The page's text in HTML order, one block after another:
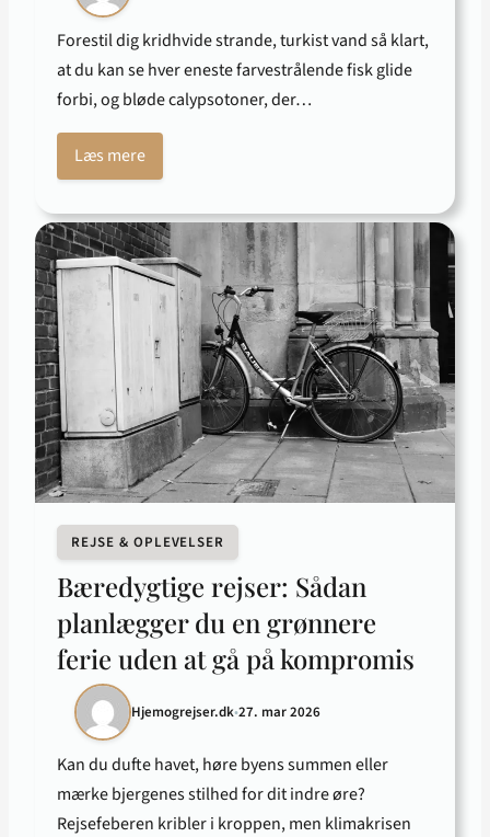
Forestil dig kridhvide strande, turkist vand så klart,
at du kan se hver eneste farvestrålende fisk glide
forbi, og bløde calypsotoner, der…
Læs mere
REJSE & OPLEVELSER
Bæredygtige rejser: Sådan
planlægger du en grønnere
ferie uden at gå på kompromis
Hjemogrejser.dk•27. mar 2026
Kan du dufte havet, høre byens summen eller
mærke bjergenes stilhed for dit indre øre?
Rejsefeberen kribler i kroppen, men klimakrisen